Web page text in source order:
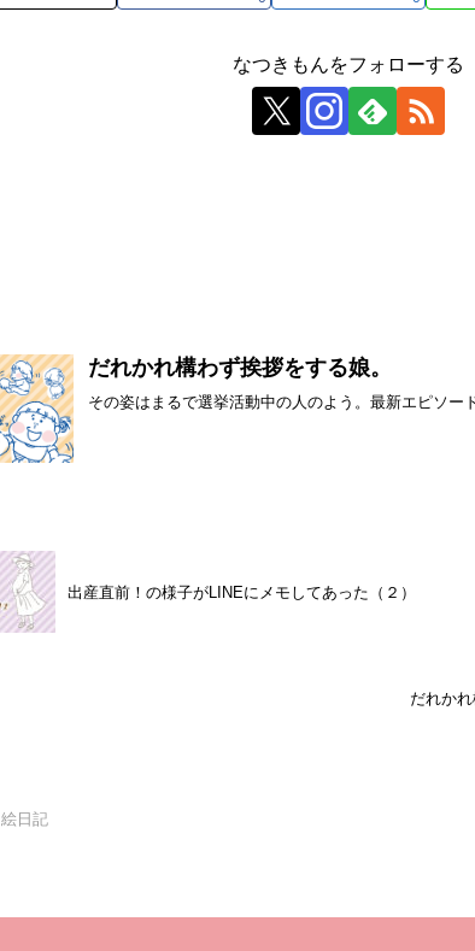
なつきもんをフォローする
だれかれ構わず挨拶をする娘。
その姿はまるで選挙活動中の人のよう。最新エピソー
出産直前！の様子がLINEにメモしてあった（２）
だれかれ
絵日記